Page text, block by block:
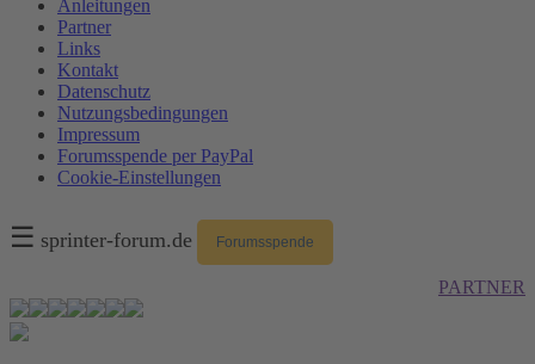
Anleitungen
Partner
Links
Kontakt
Datenschutz
Nutzungsbedingungen
Impressum
Forumsspende per PayPal
Cookie-Einstellungen
☰ sprinter-forum.de Forumsspende
PARTNER